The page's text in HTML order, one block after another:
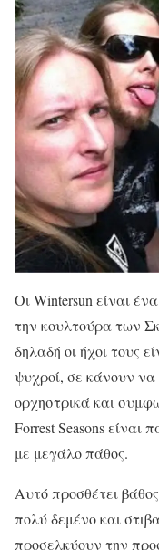
Οι Wintersun είναι
την κουλτούρα των
δηλαδή οι ήχοι τους
ψυχροί, σε κάνουν
ορχηστρικά και
Forrest Seasons
με μεγάλο πάθος.
Αυτό προσθέτει
πολύ δεμένο και
προσελκύουν την